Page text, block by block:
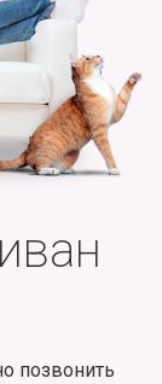
позвонить